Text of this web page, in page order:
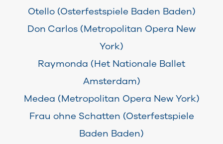
Otello (Osterfestspiele Baden Baden)
Don Carlos (Metropolitan Opera New
York)
Raymonda (Het Nationale Ballet
Amsterdam)
Medea (Metropolitan Opera New York)
Frau ohne Schatten (Osterfestspiele
Baden Baden)